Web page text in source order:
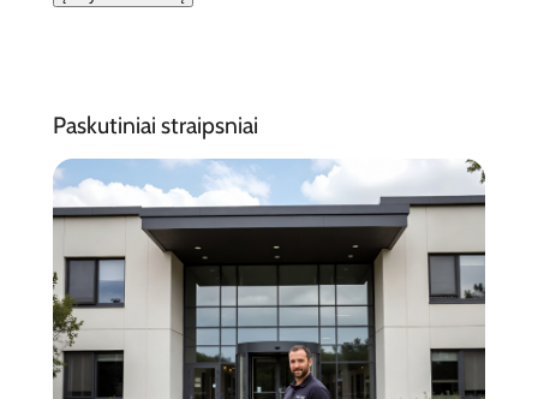
Paskutiniai straipsniai